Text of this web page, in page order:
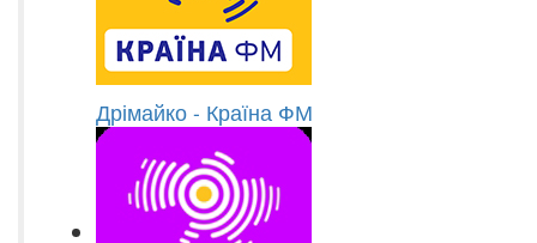
Дрімайко - Країна ФМ